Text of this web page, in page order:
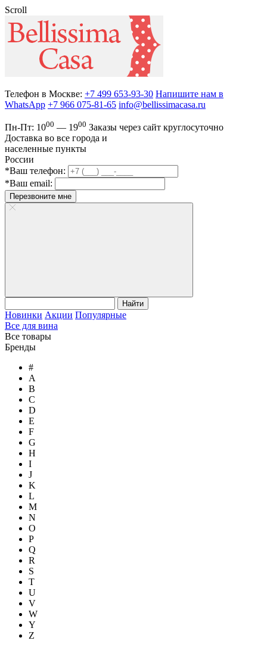
Scroll
Телефон в Москве: +7 499 653-93-30 Напишите нам в
WhatsApp +7 966 075-81-65 info@bellissimacasa.ru
Пн-Пт: 1000 — 1900 Заказы через сайт круглосуточно
Доставка во все города и
населенные пункты
России
*Ваш телефон:
*Ваш email:
Перезвоните мне
Найти
Новинки Акции Популярные
Все для вина
Все товары
Бренды
#
A
B
C
D
E
F
G
H
I
J
K
L
M
N
O
P
Q
R
S
T
U
V
W
Y
Z